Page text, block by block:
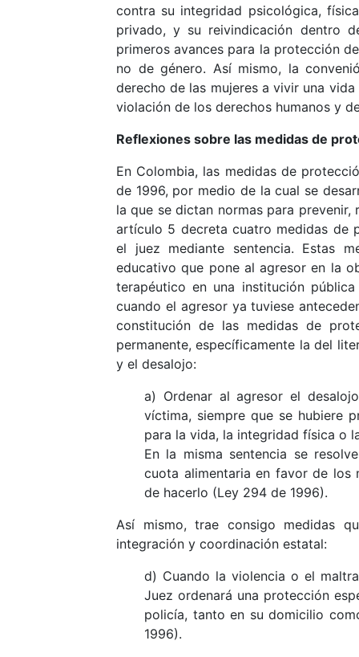
contra su integridad psicológica,
privado, y su reivindicación dentro
primeros avances para la protección
no de género. Así mismo, la
derecho de las mujeres a vivir una
violación de los derechos humanos y
Reflexiones sobre las medidas de
En Colombia, las medidas de
de 1996, por medio de la cual se
la que se dictan normas para
artículo 5 decreta cuatro medidas de
el juez mediante sentencia. Estas
educativo que pone al agresor en la
terapéutico en una institución
cuando el agresor ya tuviese
constitución de las medidas de
permanente, específicamente la del
y el desalojo:
a) Ordenar al agresor el
víctima, siempre que se hubiere
para la vida, la integridad física o
En la misma sentencia se
cuota alimentaria en favor de los
de hacerlo (Ley 294 de 1996).
Así mismo, trae consigo medidas
integración y coordinación estatal:
d) Cuando la violencia o el
Juez ordenará una protección
policía, tanto en su domicilio
1996).